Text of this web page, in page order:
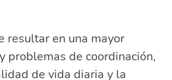
resultar en una mayor
problemas de coordinación,
de vida diaria y la